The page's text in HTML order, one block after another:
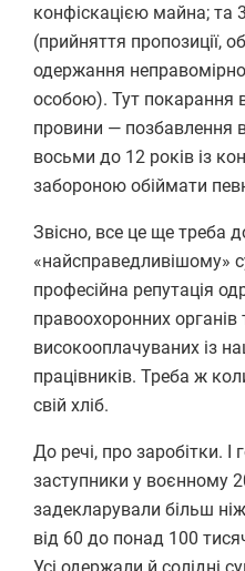
конфіскацією майна; та
(прийняття пропозиції,
одержання
особою). Тут покарання
провини — позбавлення
восьми до 12 років із
забороною обіймати
Звісно, все це ще треба
«найсправедливішому»
професійна репутація
правоохоронних органів
високооплачуваних із
працівників. Треба ж
свій хліб.
До речі, про заробітки. І
заступники у воєнному
задекларували більш
від 60 до понад 100